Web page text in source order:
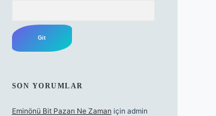
SON YORUMLAR
Eminönü Bit Pazarı Ne Zaman için admin